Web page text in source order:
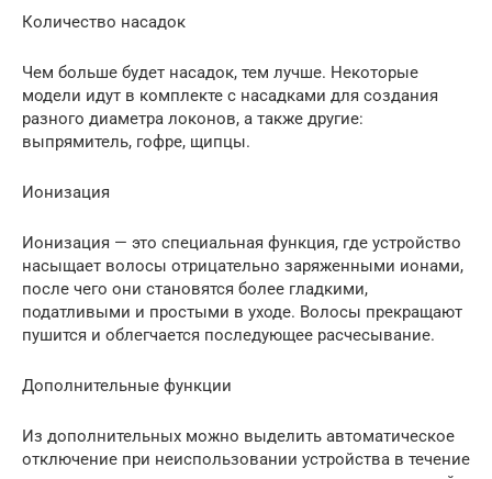
Количество насадок
Чем больше будет насадок, тем лучше. Некоторые
модели идут в комплекте с насадками для создания
разного диаметра локонов, а также другие:
выпрямитель, гофре, щипцы.
Ионизация
Ионизация — это специальная функция, где устройство
насыщает волосы отрицательно заряженными ионами,
после чего они становятся более гладкими,
податливыми и простыми в уходе. Волосы прекращают
пушится и облегчается последующее расчесывание.
Дополнительные функции
Из дополнительных можно выделить автоматическое
отключение при неиспользовании устройства в течение